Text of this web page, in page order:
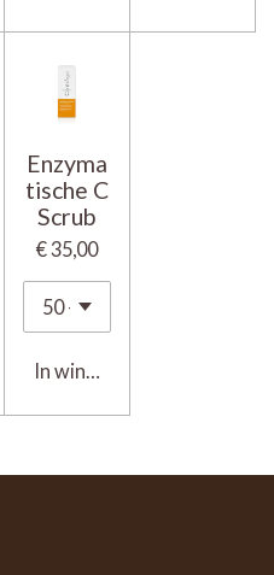
Enzyma
tische C
Scrub
€ 35,00
In winkelwagen